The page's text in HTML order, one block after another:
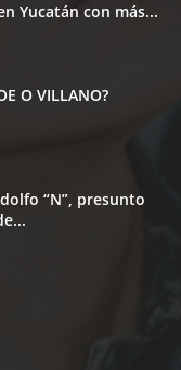
Yucatán con más...
O VILLANO?
“N”, presunto